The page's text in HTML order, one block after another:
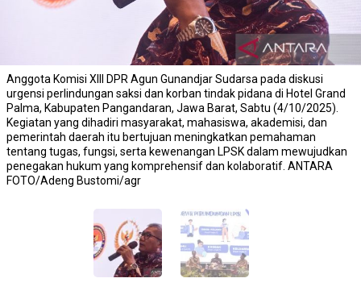
Anggota Komisi XIII DPR Agun Gunandjar Sudarsa pada diskusi
urgensi perlindungan saksi dan korban tindak pidana di Hotel Grand
Palma, Kabupaten Pangandaran, Jawa Barat, Sabtu (4/10/2025).
Kegiatan yang dihadiri masyarakat, mahasiswa, akademisi, dan
pemerintah daerah itu bertujuan meningkatkan pemahaman
tentang tugas, fungsi, serta kewenangan LPSK dalam mewujudkan
penegakan hukum yang komprehensif dan kolaboratif. ANTARA
FOTO/Adeng Bustomi/agr